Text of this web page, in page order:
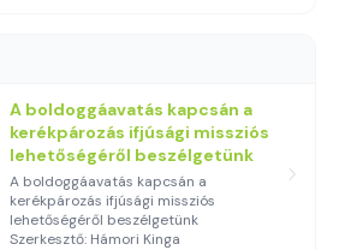
A boldoggáavatás kapcsán a
kerékpározás ifjúsági missziós
lehetőségéről beszélgetünk
A boldoggáavatás kapcsán a
kerékpározás ifjúsági missziós
lehetőségéről beszélgetünk
Szerkesztő: Hámori Kinga